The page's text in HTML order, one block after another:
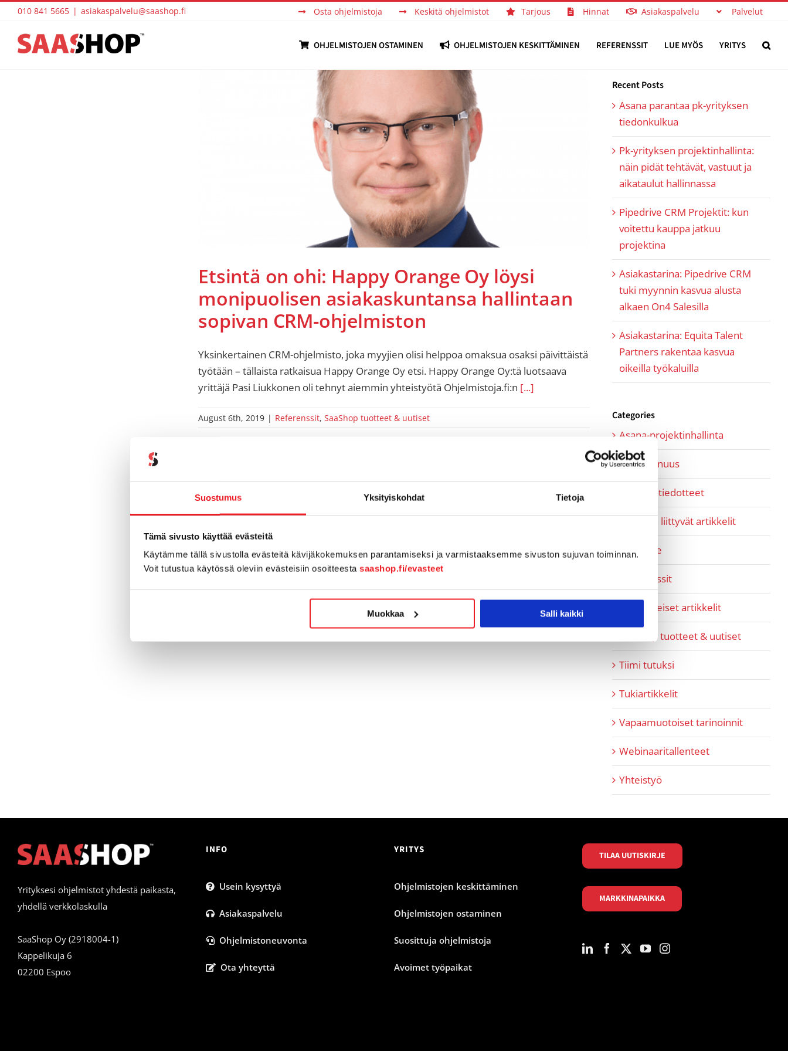
Suostumus Yksityiskohdat Tietoja
Tämä sivusto käyttää evästeitä
Käytämme tällä sivustolla evästeitä kävijäkokemuksen parantamiseksi ja varmistaaksemme sivuston sujuvan toiminnan.
Voit tutustua käytössä oleviin evästeisiin osoitteesta saashop.fi/evasteet
Muokkaa Salli kaikki
Skip
content
010 841 5665 | asiakaspalvelu@saashop.fi Osta ohjelmistoja Keskitä ohjelmistot Tarjous Hinnat Asiakaspalvelu Palvelut
OHJELMISTOJEN OSTAMINEN OHJELMISTOJEN KESKITTÄMINEN REFERENSSIT LUE MYÖS YRITYS
Etsintä on ohi: Happy Orange Oy löysi
monipuolisen asiakaskuntansa hallintaan
sopivan CRM-ohjelmiston
Yksinkertainen CRM-ohjelmisto, joka myyjien olisi helppoa omaksua osaksi päivittäistä
työtään – tällaista ratkaisua Happy Orange Oy etsi. Happy Orange Oy:tä luotsaava
yrittäjä Pasi Liukkonen oli tehnyt aiemmin yhteistyötä Ohjelmistoja.fi:n [...]
August 6th, 2019 | Referenssit,SaaShop tuotteet & uutiset
Recent Posts
Asana parantaa pk-yrityksen
tiedonkulkua
Pk-yrityksen projektinhallinta:
näin pidät tehtävät, vastuut ja
aikataulut hallinnassa
Pipedrive CRM Projektit: kun
voitettu kauppa jatkuu
projektina
Asiakastarina: Pipedrive CRM
tuki myynnin kasvua alusta
alkaen On4 Salesilla
Asiakastarina: Equita Talent
Partners rakentaa kasvua
oikeilla työkaluilla
Categories
Asana-projektinhallinta
Kumppanuus
Lehdistötiedotteet
Myyntiin liittyvät artikkelit
Pipedrive
Referenssit
SaaS-aiheiset artikkelit
SaaShop tuotteet & uutiset
Tiimi tutuksi
Tukiartikkelit
Vapaamuotoiset tarinoinnit
Webinaaritallenteet
Yhteistyö
Yrityksesi ohjelmistot yhdestä paikasta,
yhdellä verkkolaskulla
SaaShop Oy (2918004-1)
Kappelikuja 6
02200 Espoo
INFO
Usein kysyttyä
Asiakaspalvelu
Ohjelmistoneuvonta
Ota yhteyttä
YRITYS
Ohjelmistojen keskittäminen
Ohjelmistojen ostaminen
Suosittuja ohjelmistoja
Avoimet työpaikat
TILAA UUTISKIRJE
MARKKINAPAIKKA